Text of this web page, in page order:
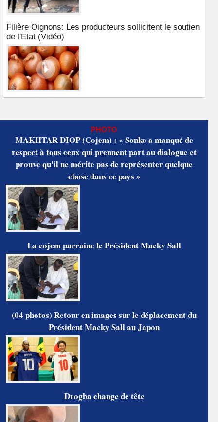
Filière Oignons: Les producteurs sollicitent le soutien
de l'Etat (Vidéo)
PHOTO
MAKHTAR DIOP (Cojem) : « Sonko a manqué de
respect à tous ceux qui prennent part au dialogue et
prouve qu'il ne mérite pas de représenter quelque
chose dans ce pays »
La cojem parraine le Président Macky Sall
(04 photos) Retour en images sur le déplacement du
Président Macky Sall au Japon
Drogba change de tête